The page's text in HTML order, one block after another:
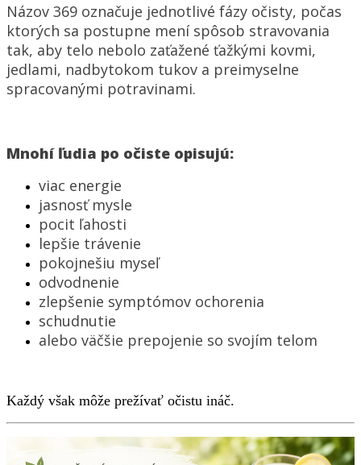
Názov 369 označuje jednotlivé fázy očisty, počas
ktorých sa postupne mení spôsob stravovania
tak, aby telo nebolo zaťažené ťažkými kovmi,
jedlami, nadbytokom tukov a preimyselne
spracovanými potravinami.
Mnohí ľudia po očiste opisujú:
viac energie
jasnosť mysle
pocit ľahosti
lepšie trávenie
pokojnešiu myseľ
odvodnenie
zlepšenie symptómov ochorenia
schudnutie
alebo väčšie prepojenie so svojím telom
Každý však môže prežívať očistu ináč.